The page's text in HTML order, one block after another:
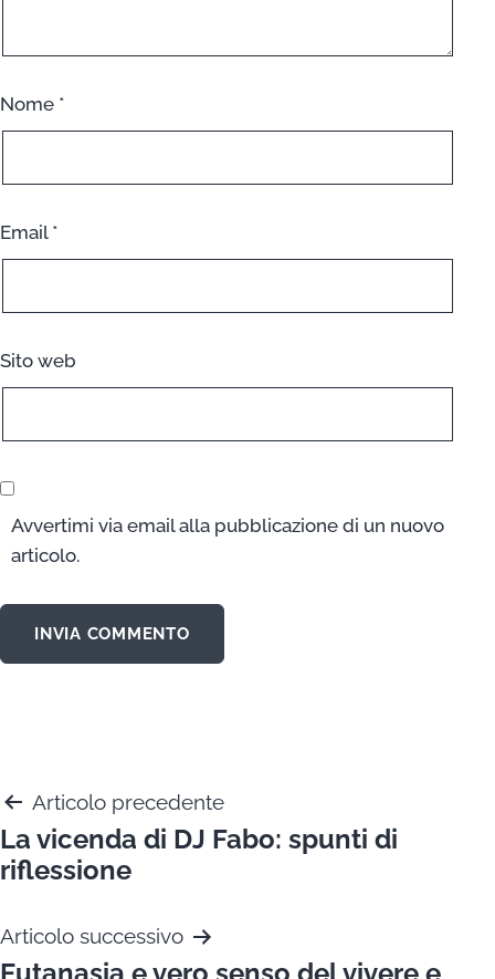
Nome *
Email *
Sito web
Avvertimi via email alla pubblicazione di un nuovo
articolo.
Navigazione
articoli
Articolo precedente
La vicenda di DJ Fabo: spunti di
riflessione
Articolo successivo
Eutanasia e vero senso del vivere e